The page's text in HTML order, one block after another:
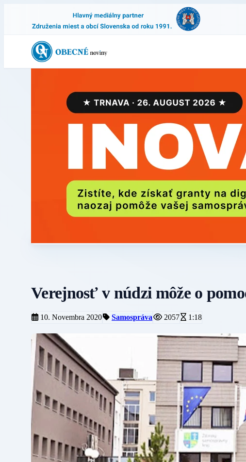
Verejnosť v núdzi môže o
10. Novembra 2020 Samospráva 2057 1:18